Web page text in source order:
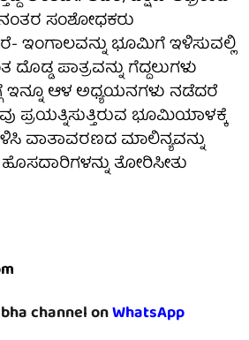
ಸಂಶೋಧಕರು
ಇಂಗಾಲವನ್ನು ಭೂಮಿಗೆ ಇಳಿಸುವಲ್ಲಿ
ದೊಡ್ಡ ಪಾತ್ರವನ್ನು ಗೆದ್ದಲುಗಳು
ಇನ್ನೂ ಆಳ ಅಧ್ಯಯನಗಳು ನಡೆದರೆ
ಪ್ರಯತ್ನಿಸುತ್ತಿರುವ ಭೂಮಿಯಾಳಕ್ಕೆ
ವಾತಾವರಣದ ಮಾಲಿನ್ಯವನ್ನು
ತೋರಿಸೀತು
channel onWhatsApp